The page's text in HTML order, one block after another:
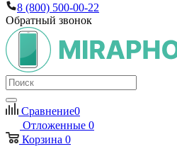
8 (800) 500-00-22
Обратный звонок
Сравнение0
Отложенные 0
Корзина 0